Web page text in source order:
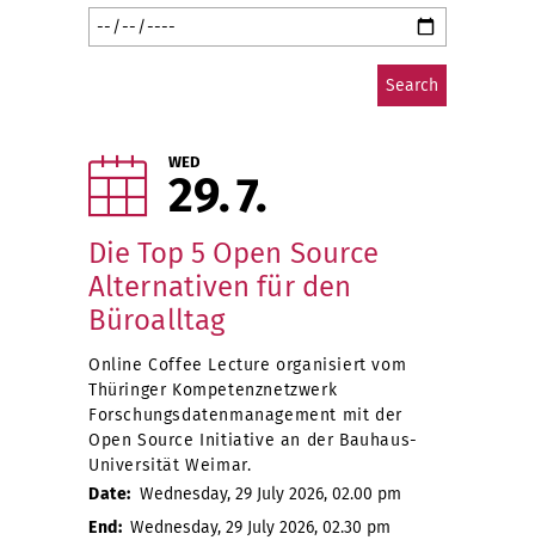
WED
29 7
Die Top 5 Open Source
Alternativen für den
Büroalltag
Online Coffee Lecture organisiert vom
Thüringer Kompetenznetzwerk
Forschungsdatenmanagement mit der
Open Source Initiative an der Bauhaus-
Universität Weimar.
Date: Wednesday, 29 July 2026, 02.00 pm
End: Wednesday, 29 July 2026, 02.30 pm